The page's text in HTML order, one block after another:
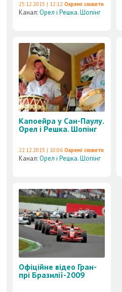
25.12.2015 | 12:12 Окремі сюжети
Канал:Орел і Решка. Шопінг
Капоейра у Сан-Паулу.
Орел і Решка. Шопінг
22.12.2015 | 10:06 Окремі сюжети
Канал:Орел і Решка. Шопінг
Офіційне відео Гран-
прі Бразилії-2009